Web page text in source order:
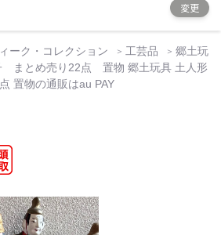
変更
ーク・コレクション 工芸品
郷土玩
とめ売り22点 置物 郷土玩具 土人形
置物の通販はau PAY